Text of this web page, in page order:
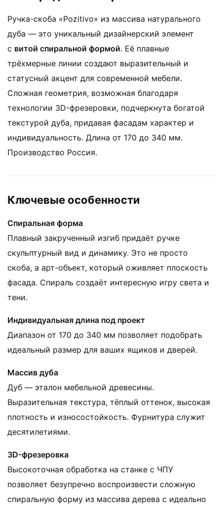
Ручка-скоба «Pozitivo» из массива натурального
дуба — это уникальный дизайнерский элемент
с витой спиральной формой. Её плавные
трёхмерные линии создают выразительный и
статусный акцент для современной мебели.
Сложная геометрия, возможная благодаря
технологии 3D-фрезеровки, подчеркнута богатой
текстурой дуба, придавая фасадам характер и
индивидуальность. Длина от 170 до 340 мм.
Производство Россия.
Ключевые особенности
Спиральная форма
Плавный закрученный изгиб придаёт ручке
скульптурный вид и динамику. Это не просто
скоба, а арт-объект, который оживляет плоскость
фасада. Спираль создаёт интересную игру света и
тени.
Индивидуальная длина под проект
Диапазон от 170 до 340 мм позволяет подобрать
идеальный размер для ваших ящиков и дверей.
Массив дуба
Дуб — эталон мебельной древесины.
Выразительная текстура, тёплый оттенок, высокая
плотность и износостойкость. Фурнитура служит
десятилетиями.
3D-фрезеровка
Высокоточная обработка на станке с ЧПУ
позволяет безупречно воспроизвести сложную
спиральную форму из массива дерева с идеально